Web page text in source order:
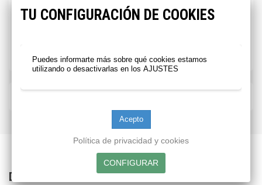
⬇️
DIRECCIÓN
TU CONFIGURACIÓN DE COOKIES
Puedes informarte más sobre qué cookies estamos
utilizando o desactivarlas en los AJUSTES
Política de privacidad y cookies